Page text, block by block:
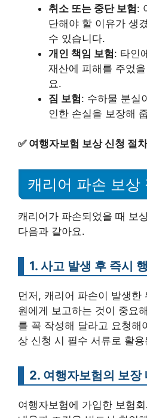
취소 또는 중단 보험:
단해야 할 이유가 생
수 있습니다.
개인 책임 보험: 타인
재산에 피해를 주었
요.
짐 보험: 수하물 분실
인한 손실을 보장해
✅ 여행자보험 보상 신청 절
캐리어 파손 보상
캐리어가 파손되었을 때 보
다음과 같아요.
1. 사고 발생 후 즉시
먼저, 캐리어 파손이 발생한
원에게 보고하는 것이 중요
를 꼭 작성해 달라고 요청해
상 신청 시 필수 서류로 활
2. 여행자보험의 보장
여행자보험에 가입한 보험